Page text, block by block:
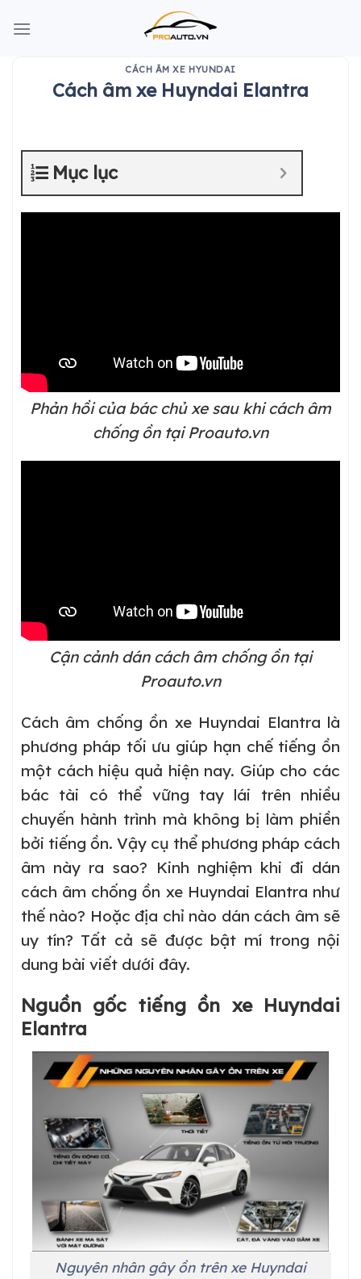
CÁCH ÂM XE HYUNDAI
Cách âm xe Huyndai Elantra
Mục lục
Phản hồi của bác chủ xe sau khi cách âm
chống ồn tại Proauto.vn
Cận cảnh dán cách âm chống ồn tại
Proauto.vn
Cách âm chống ồn xe Huyndai Elantra là
phương pháp tối ưu giúp hạn chế tiếng ồn
một cách hiệu quả hiện nay. Giúp cho các
bác tài có thể vững tay lái trên nhiều
chuyến hành trình mà không bị làm phiền
bởi tiếng ồn. Vậy cụ thể phương pháp cách
âm này ra sao? Kinh nghiệm khi đi dán
cách âm chống ồn xe Huyndai Elantra như
thế nào? Hoặc địa chỉ nào dán cách âm sẽ
uy tín? Tất cả sẽ được bật mí trong nội
dung bài viết dưới đây.
Nguồn gốc tiếng ồn xe Huyndai
Elantra
Nguyên nhân gây ồn trên xe Huyndai